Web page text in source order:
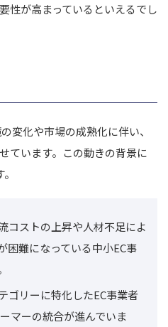
性が高まっているといえるでし
変化や市場の成熟化に伴い、
ています。この動きの背景に
コストの上昇や人材不足によ
困難になっている中小EC事
ゴリーに特化したEC事業者
マーの統合が進んでいま